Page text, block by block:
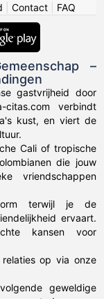
Contact FAQ
–
gastvrijheid door
citas.com verbindt
kust, en viert de
Cali of tropische
die jouw
vriendschappen
terwijl je de
ervaart.
kansen voor
relaties op via onze
geweldige